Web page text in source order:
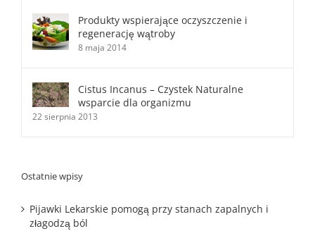
Produkty wspierające oczyszczenie i
regenerację wątroby
8 maja 2014
Cistus Incanus – Czystek Naturalne
wsparcie dla organizmu
22 sierpnia 2013
Ostatnie wpisy
Pijawki Lekarskie pomogą przy stanach zapalnych i
złagodzą ból